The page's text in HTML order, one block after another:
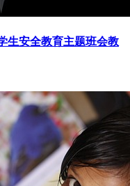
生安全教育主题班会教